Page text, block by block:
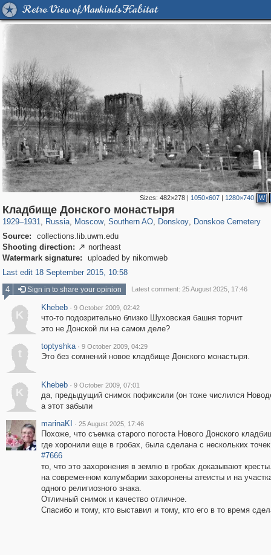
Retro View of Mankind's Habitat
Sizes:482×278 | 1050×607 | 1280×740 W
Кладбище Донского монастыря
1929–1931, Russia
1,407,363 29,248
, Moscow
319,882 8,286
, Southern AO
21,648 390
, Donskoy
2,831 59
, Donskoe Cemetery
Source:
collections.lib.uwm.edu
Shooting direction:  northeast
Watermark signature:
uploaded by nikomweb
Last edit 18 September 2015, 10:58
4
Sign in to share your opinion Latest comment: 25 August 2025, 17:46
K
Khebeb · 9 October 2009, 02:42
что-то подозрительно близко Шуховская башня торчит
это не Донской ли на самом деле?
t
toptyshka · 9 October 2009, 04:29
Это без сомнений новое кладбище Донского монастыря.
K
Khebeb · 9 October 2009, 07:01
да, предыдущий снимок пофиксили (он тоже числился
а этот забыли
marinaKI · 25 August 2025, 17:46
Похоже, что съемка старого погоста Нового Донского
где хоронили еще в гробах, была сделана с нескольких
#7666
то, что это захоронения в землю в гробах доказывают
на современном колумбарии захоронены атеисты и на
одного религиозного знака.
Отличный снимок и качество отличное.
Спасибо и тому, кто выставил и тому, кто его в то время